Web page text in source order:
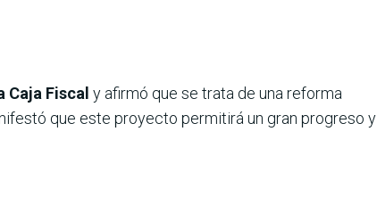
Caja Fiscal y afirmó que se trata de una reforma
que este proyecto permitirá un gran progreso y